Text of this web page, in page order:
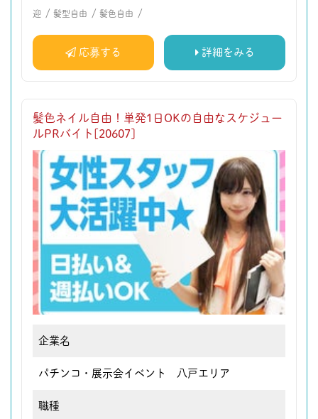
迎 / 髪型自由 / 髪色自由 /
応募する 詳細をみる
髪色ネイル自由！単発1日OKの自由なスケジュー
ルPRバイト[20607]
企業名
パチンコ・展示会イベント 八戸エリア
職種